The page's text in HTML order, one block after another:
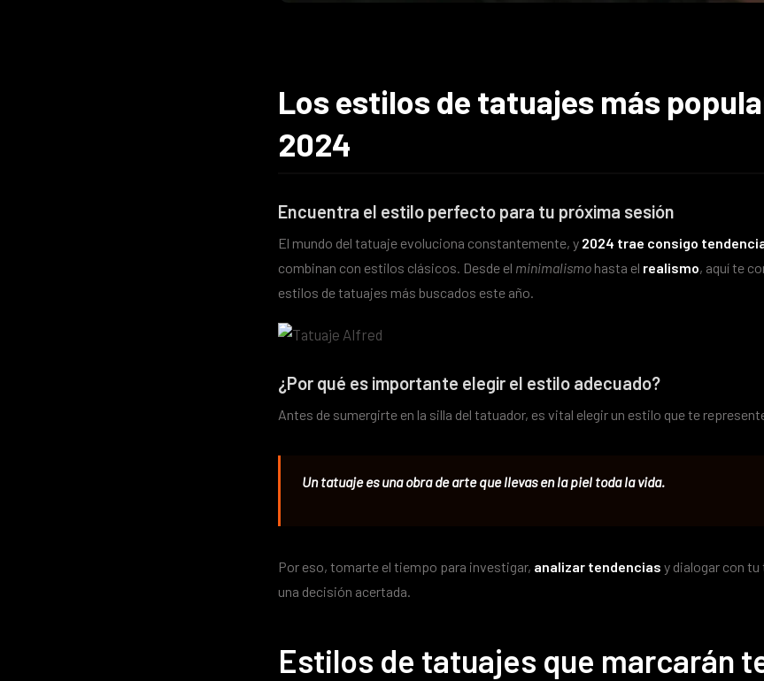
Los estilos de tatuajes más
2024
Encuentra el estilo perfecto para tu próxima sesión
El mundo del tatuaje evoluciona constantemente, y 2024 trae consigo
combinan con estilos clásicos. Desde el minimalismo hasta el realismo, aquí te
estilos de tatuajes más buscados este año.
¿Por qué es importante elegir el estilo adecuado?
Antes de sumergirte en la silla del tatuador, es vital elegir un estilo que te
Un tatuaje es una obra de arte que llevas en la piel toda la vida.
Por eso, tomarte el tiempo para investigar, analizar tendencias y dialogar con
una decisión acertada.
Estilos de tatuajes que marcarán